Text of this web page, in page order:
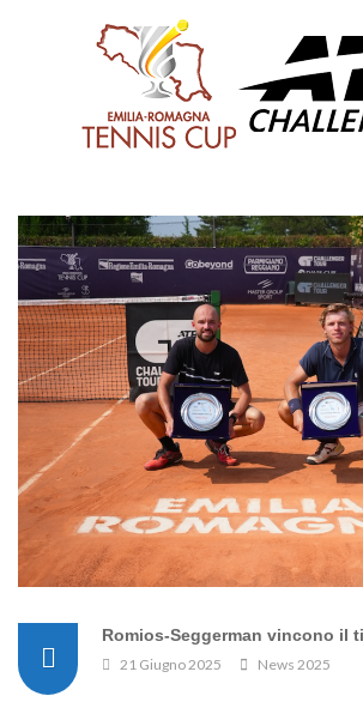
Romios-Seggerman vincono il
21 Giugno 2025 News 2025